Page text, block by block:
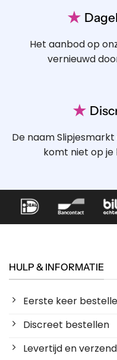
★
Het aanbod op
vernieuwd
★
De naam
komt niet op
HULP & INFORMATIE
Eerste keer
Discreet bestellen
Levertijd en